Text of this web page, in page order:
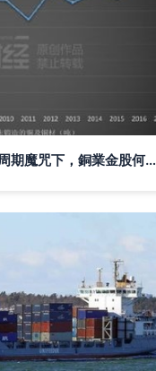
《誰說銅會輸給通貨？周期魔咒下，銅業金股何以“飆漲腰斬”？》